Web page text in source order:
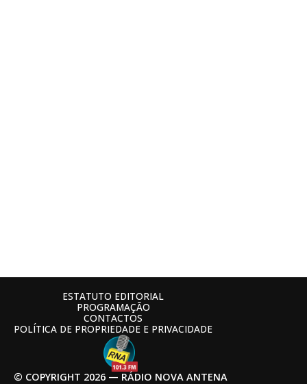
© COPYRIGHT 2026 — RÁDIO NOVA ANTENA
ESTATUTO EDITORIAL
PROGRAMAÇÃO
CONTACTOS
POLÍTICA DE PROPRIEDADE E PRIVACIDADE